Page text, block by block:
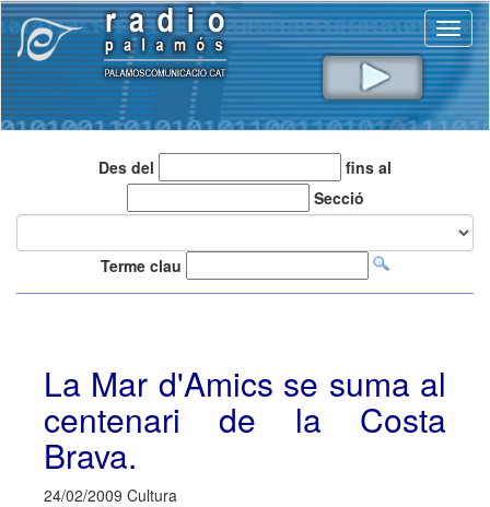
Des del
fins al
Secció
Terme clau
La Mar d'Amics se suma al
centenari de la Costa
Brava.
24/02/2009 Cultura